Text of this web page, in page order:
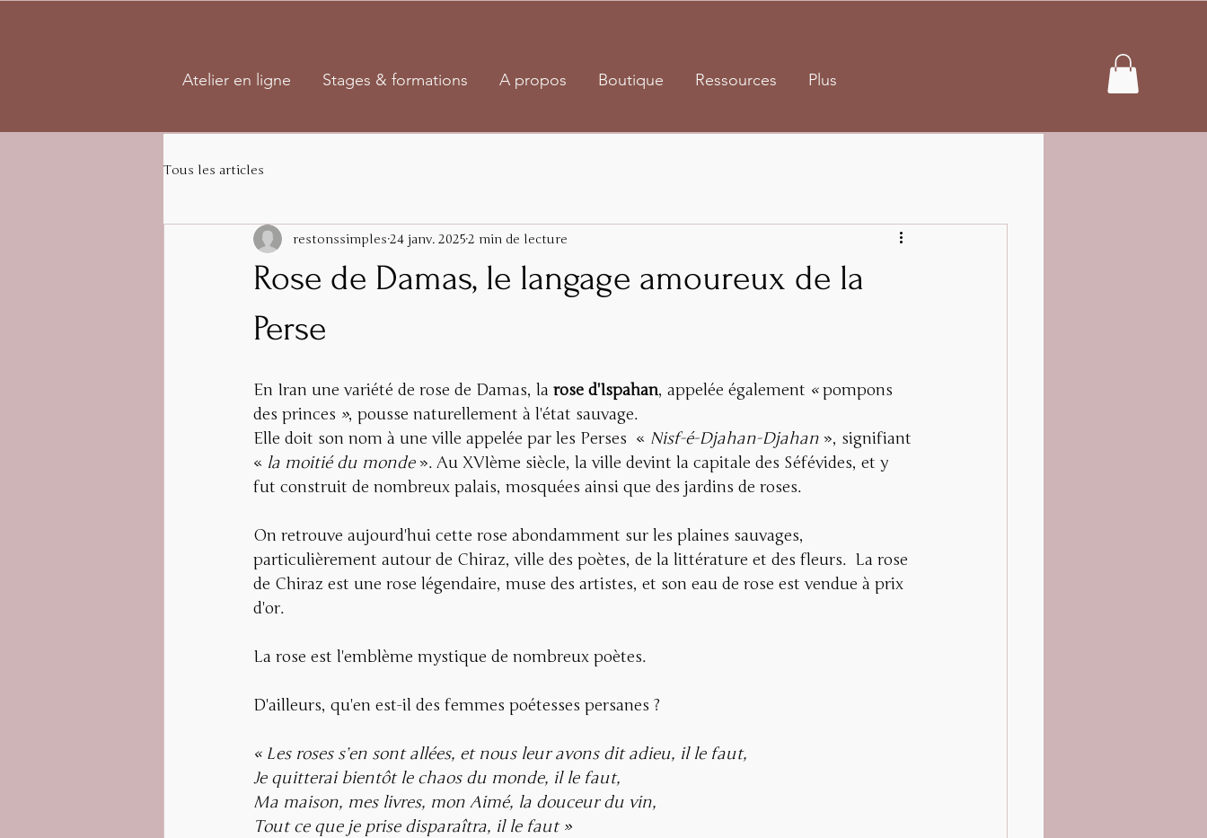
Atelier en ligne Stages & formations A propos Boutique Ressources Plus
Tous les articles
Rose de Damas, le langage amoureux de la
Perse
restonssimples 24 janv. 20252 min de lecture
En Iran une variété de rose de Damas, la rose d'Ispahan, appelée également « pompons
des princes », pousse naturellement à l'état sauvage.
Elle doit son nom à une ville appelée par les Perses  « Nisf-é-Djahan-Djahan », signifiant
« la moitié du monde ». Au XVIème siècle, la ville devint la capitale des Séfévides, et y
fut construit de nombreux palais, mosquées ainsi que des jardins de roses.
On retrouve aujourd'hui cette rose abondamment sur les plaines sauvages,
particulièrement autour de Chiraz, ville des poètes, de la littérature et des fleurs.  La rose
de Chiraz est une rose légendaire, muse des artistes, et son eau de rose est vendue à prix
d'or.
La rose est l'emblème mystique de nombreux poètes.
D'ailleurs, qu'en est-il des femmes poétesses persanes ?
« Les roses s’en sont allées, et nous leur avons dit adieu, il le faut,
Je quitterai bientôt le chaos du monde, il le faut,
Ma maison, mes livres, mon Aimé, la douceur du vin,
Tout ce que je prise disparaîtra, il le faut »